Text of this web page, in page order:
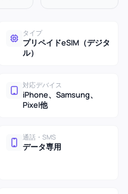
タイプ
プリペイドeSIM（デジタ
ル）
対応デバイス
iPhone、Samsung、
Pixel他
通話・SMS
データ専用